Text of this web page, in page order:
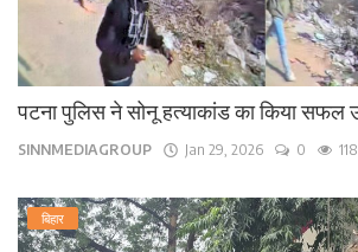
पटना पुलिस ने सोनू हत्याकांड का किया सफल
SINNMEDIAGROUP Jan 29, 2026 0
बिहार